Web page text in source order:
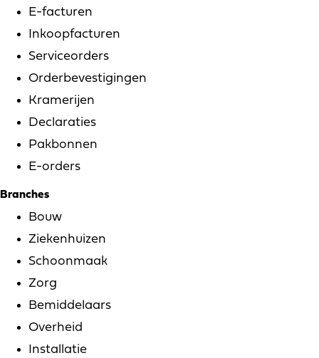
E-facturen
Inkoopfacturen
Serviceorders
Orderbevestigingen
Kramerijen
Declaraties
Pakbonnen
E-orders
Branches
Bouw
Ziekenhuizen
Schoonmaak
Zorg
Bemiddelaars
Overheid
Installatie